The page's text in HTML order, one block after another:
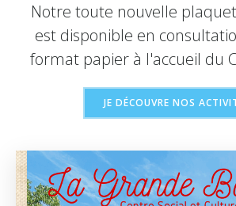
Notre toute nouvelle
est disponible en
format papier à l'accueil du
JE DÉCOUVRE NOS